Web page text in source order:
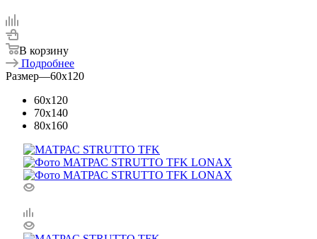
В корзину
Подробнее
Размер—60x120
60x120
70x140
80x160